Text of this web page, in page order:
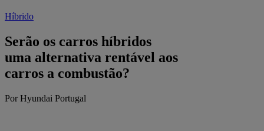
Híbrido
Serão os carros híbridos
uma alternativa rentável aos
carros a combustão?
Por Hyundai Portugal